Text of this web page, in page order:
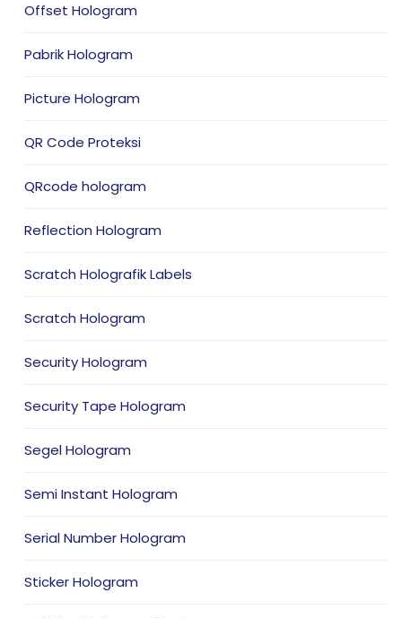
Offset Hologram
Pabrik Hologram
Picture Hologram
QR Code Proteksi
QRcode hologram
Reflection Hologram
Scratch Holografik Labels
Scratch Hologram
Security Hologram
Security Tape Hologram
Segel Hologram
Semi Instant Hologram
Serial Number Hologram
Sticker Hologram